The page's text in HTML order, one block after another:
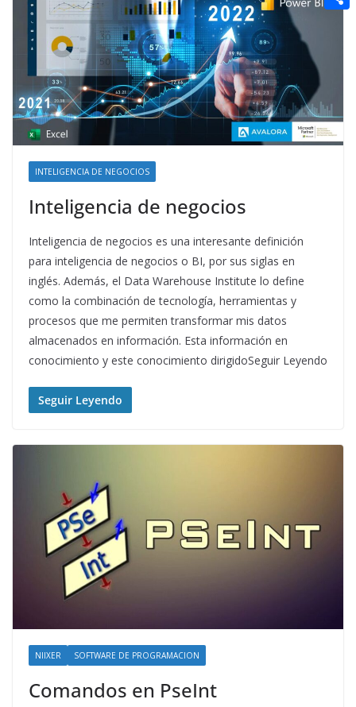
INTELIGENCIA DE NEGOCIOS
Inteligencia de negocios
Inteligencia de negocios es una interesante definición
para inteligencia de negocios o BI, por sus siglas en
inglés. Además, el Data Warehouse Institute lo define
como la combinación de tecnología, herramientas y
procesos que me permiten transformar mis datos
almacenados en información. Esta información en
conocimiento y este conocimiento dirigidoSeguir Leyendo
Seguir Leyendo
NIIXER SOFTWARE DE PROGRAMACION
Comandos en PseInt
n
s
t
a
t
a
r